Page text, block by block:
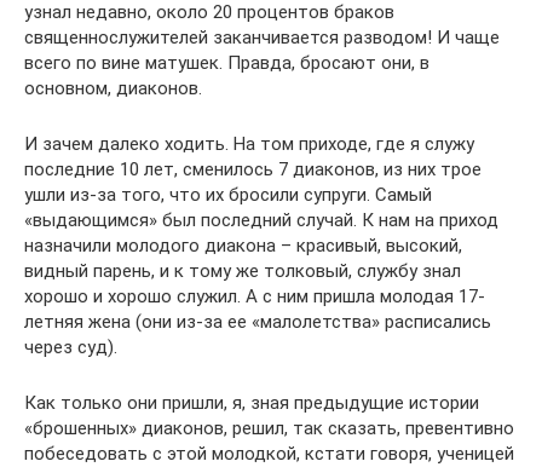
узнал недавно, около 20 процентов браков
священнослужителей заканчивается разводом! И чаще
всего по вине матушек. Правда, бросают они, в
основном, диаконов.
И зачем далеко ходить. На том приходе, где я служу
последние 10 лет, сменилось 7 диаконов, из них трое
ушли из-за того, что их бросили супруги. Самый
«выдающимся» был последний случай. К нам на приход
назначили молодого диакона – красивый, высокий,
видный парень, и к тому же толковый, службу знал
хорошо и хорошо служил. А с ним пришла молодая 17-
летняя жена (они из-за ее «малолетства» расписались
через суд).
Как только они пришли, я, зная предыдущие истории
«брошенных» диаконов, решил, так сказать, превентивно
побеседовать с этой молодкой, кстати говоря, ученицей